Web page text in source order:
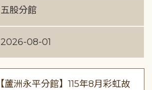
五股分館
2026-08-01
【蘆洲永平分館】115年8月彩虹故